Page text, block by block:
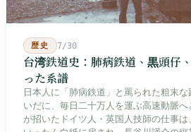
歴史 7/30
台湾鉄道史：肺病鉄道、黒頭仔
った系譜
日本人に「肺病鉄道」と罵られた粗末
いだに、毎日二十万人を運ぶ高速動脈
が招いたドイツ人・英国人技師の仕事